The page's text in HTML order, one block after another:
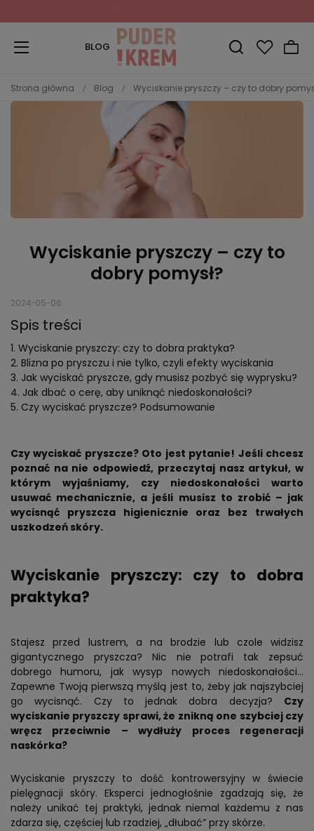
BLOG
Strona główna Blog Wyciskanie pryszczy – czy to dobry
Wyciskanie pryszczy – czy to
dobry pomysł?
2024-05-06
Spis treści
Wyciskanie pryszczy: czy to dobra praktyka?
Blizna po pryszczu i nie tylko, czyli efekty wyciskania
Jak wyciskać pryszcze, gdy musisz pozbyć się wyprysku?
Jak dbać o cerę, aby uniknąć niedoskonałości?
Czy wyciskać pryszcze? Podsumowanie
Czy wyciskać pryszcze? Oto jest pytanie! Jeśli chcesz
poznać na nie odpowiedź, przeczytaj nasz artykuł, w
którym wyjaśniamy, czy niedoskonałości warto
usuwać mechanicznie, a jeśli musisz to zrobić – jak
wycisnąć pryszcza higienicznie oraz bez trwałych
uszkodzeń skóry.
Wyciskanie pryszczy: czy to dobra
praktyka?
Stajesz przed lustrem, a na brodzie lub czole widzisz
gigantycznego pryszcza? Nic nie potrafi tak zepsuć
dobrego humoru, jak wysyp nowych niedoskonałości…
Zapewne Twoją pierwszą myślą jest to, żeby jak najszybciej
go wycisnąć. Czy to jednak dobra decyzja? Czy
wyciskanie pryszczy sprawi, że znikną one szybciej czy
wręcz przeciwnie – wydłuży proces regeneracji
naskórka?
Wyciskanie pryszczy to dość kontrowersyjny w świecie
pielęgnacji skóry. Eksperci jednogłośnie zgadzają się, że
należy unikać tej praktyki, jednak niemal każdemu z nas
zdarza się, częściej lub rzadziej, „dłubać” przy skórze.